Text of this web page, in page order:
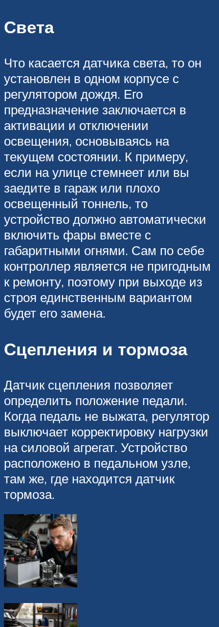
Света
Что касается датчика света, то он
установлен в одном корпусе с
регулятором дождя. Его
предназначение заключается в
активации и отключении
освещения, основываясь на
текущем состоянии. К примеру,
если на улице стемнеет или вы
заедите в гараж или плохо
освещенный тоннель, то
устройство должно автоматически
включить фары вместе с
габаритными огнями. Сам по себе
контроллер является не пригодным
к ремонту, поэтому при выходе из
строя единственным вариантом
будет его замена.
Сцепления и тормоза
Датчик сцепления позволяет
определить положение педали.
Когда педаль не выжата, регулятор
выключает корректировку нагрузки
на силовой агрегат. Устройство
расположено в педальном узле,
там же, где находится датчик
тормоза.